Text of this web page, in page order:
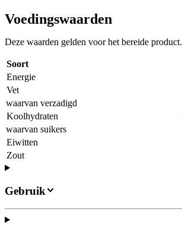
Voedingswaarden
Deze waarden gelden voor het bereide product.
Soort
Energie
Vet
waarvan verzadigd
Koolhydraten
waarvan suikers
Eiwitten
Zout
Gebruik